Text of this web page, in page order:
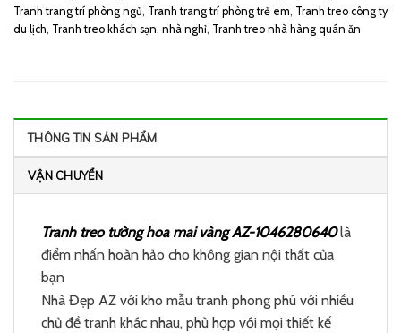
Tranh trang trí phòng ngủ, Tranh trang trí phòng trẻ em, Tranh treo công ty
du lịch, Tranh treo khách sạn, nhà nghỉ, Tranh treo nhà hàng quán ăn
THÔNG TIN SẢN PHẨM
VẬN CHUYỂN
Tranh treo tường hoa mai vàng AZ-1046280640là
điểm nhấn hoàn hảo cho không gian nội thất của
bạn
Nhà Đẹp AZ với kho mẫu tranh phong phú với nhiều
chủ đề tranh khác nhau, phù hợp với mọi thiết kế